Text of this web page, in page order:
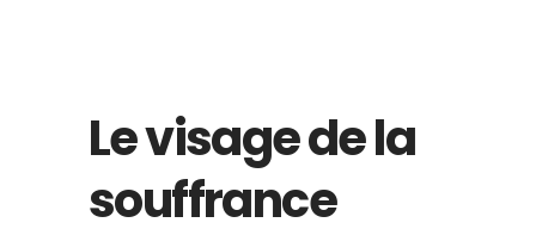
Le visage de la
souffrance